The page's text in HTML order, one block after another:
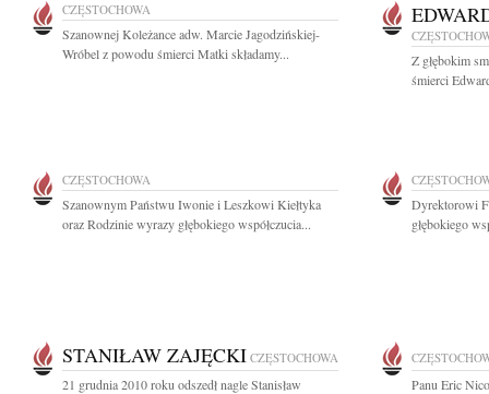
CZĘSTOCHOWA
Szanownej Koleżance adw. Marcie Jagodzińskiej-
Wróbel z powodu śmierci Matki składamy...
Z głębokim
śmierci
CZĘSTOCHOWA
Szanownym Państwu Iwonie i Leszkowi Kiełtyka
oraz Rodzinie wyrazy głębokiego współczucia...
Dyrektorowi
głębokiego
STANIŁAW ZAJĘCKI CZĘSTOCHOWA
21 grudnia 2010 roku odszedł nagle Stanisław
Panu Eric